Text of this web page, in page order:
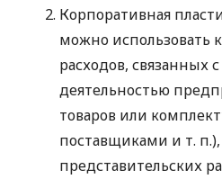
Корпоративная
можно использовать
расходов, связанных
деятельностью
товаров или
поставщиками и т. п.
представительских